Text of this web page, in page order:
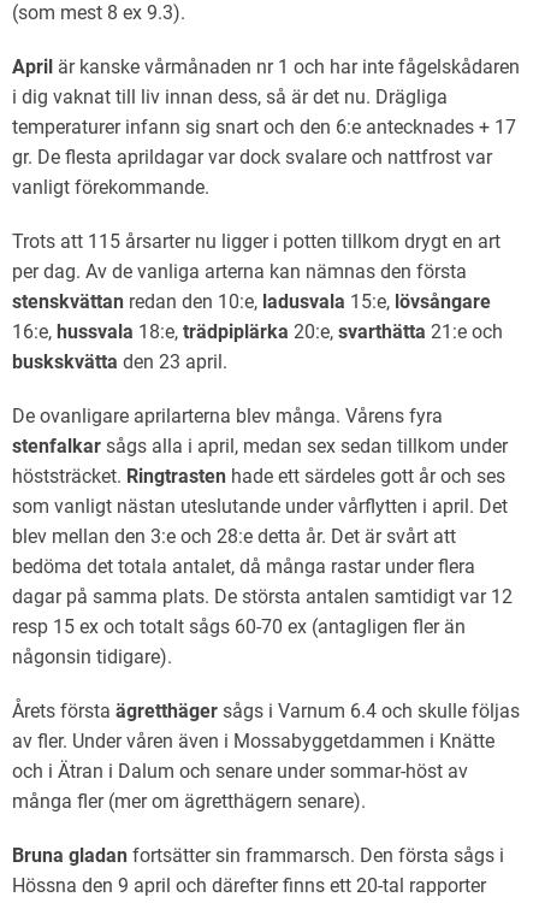
(som mest 8 ex 9.3).
April är kanske vårmånaden nr 1 och har inte fågelskådaren
i dig vaknat till liv innan dess, så är det nu. Drägliga
temperaturer infann sig snart och den 6:e antecknades + 17
gr. De flesta aprildagar var dock svalare och nattfrost var
vanligt förekommande.
Trots att 115 årsarter nu ligger i potten tillkom drygt en art
per dag. Av de vanliga arterna kan nämnas den första
stenskvättan redan den 10:e, ladusvala 15:e, lövsångare
16:e, hussvala 18:e, trädpiplärka 20:e, svarthätta 21:e och
buskskvätta den 23 april.
De ovanligare aprilarterna blev många. Vårens fyra
stenfalkar sågs alla i april, medan sex sedan tillkom under
höststräcket. Ringtrasten hade ett särdeles gott år och ses
som vanligt nästan uteslutande under vårflytten i april. Det
blev mellan den 3:e och 28:e detta år. Det är svårt att
bedöma det totala antalet, då många rastar under flera
dagar på samma plats. De största antalen samtidigt var 12
resp 15 ex och totalt sågs 60-70 ex (antagligen fler än
någonsin tidigare).
Årets första ägretthäger sågs i Varnum 6.4 och skulle följas
av fler. Under våren även i Mossabyggetdammen i Knätte
och i Ätran i Dalum och senare under sommar-höst av
många fler (mer om ägretthägern senare).
Bruna gladan fortsätter sin frammarsch. Den första sågs i
Hössna den 9 april och därefter finns ett 20-tal rapporter